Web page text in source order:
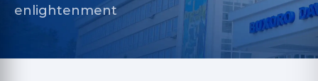
enlightenment